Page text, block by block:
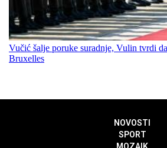
Vučić šalje poruke suradnje, Vulin tvrdi
Bruxelles
NOVOSTI
SPORT